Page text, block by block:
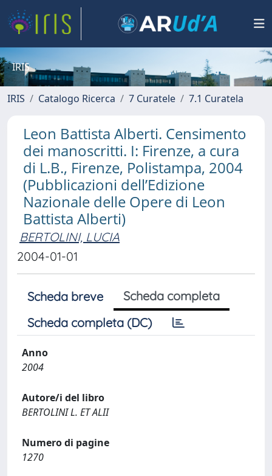
IRIS
IRIS Catalogo Ricerca 7 Curatele 7.1 Curatela
Leon Battista Alberti. Censimento
dei manoscritti. I: Firenze, a cura
di L.B., Firenze, Polistampa, 2004
(Pubblicazioni dell’Edizione
Nazionale delle Opere di Leon
Battista Alberti)
BERTOLINI, LUCIA
2004-01-01
Scheda breve
Scheda completa
Scheda completa (DC)
Anno
2004
Autore/i del libro
BERTOLINI L. ET ALII
Numero di pagine
1270